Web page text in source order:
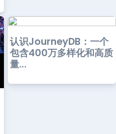
认识JourneyDB：一个
包含400万多样化和高质
量...